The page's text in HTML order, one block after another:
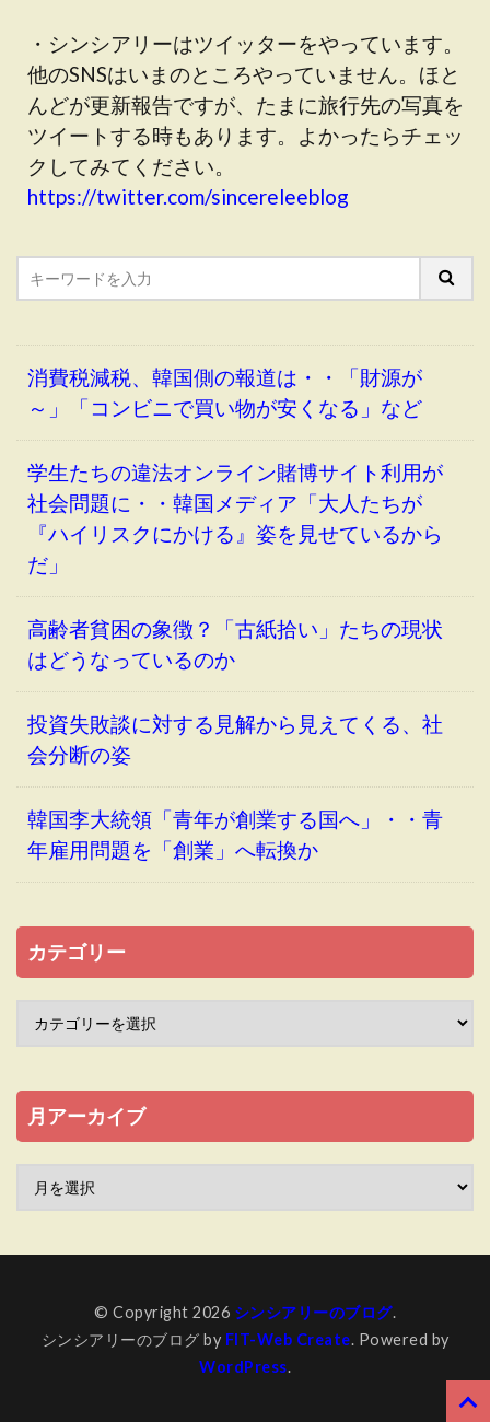
・シンシアリーはツイッターをやっています。
他のSNSはいまのところやっていません。ほと
んどが更新報告ですが、たまに旅行先の写真を
ツイートする時もあります。よかったらチェッ
クしてみてください。
https://twitter.com/sincereleeblog
消費税減税、韓国側の報道は・・「財源が
～」「コンビニで買い物が安くなる」など
学生たちの違法オンライン賭博サイト利用が
社会問題に・・韓国メディア「大人たちが
『ハイリスクにかける』姿を見せているから
だ」
高齢者貧困の象徴？「古紙拾い」たちの現状
はどうなっているのか
投資失敗談に対する見解から見えてくる、社
会分断の姿
韓国李大統領「青年が創業する国へ」・・青
年雇用問題を「創業」へ転換か
カテゴリー
月アーカイブ
© Copyright 2026 シンシアリーのブログ.
シンシアリーのブログ by FIT-Web Create. Powered by
WordPress.